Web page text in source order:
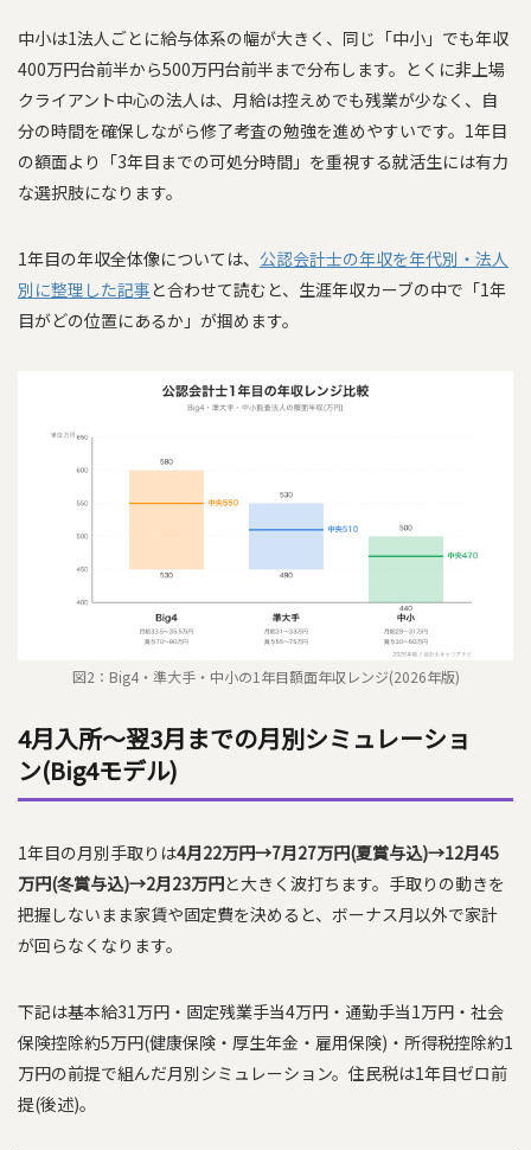
中小は1法人ごとに給与体系の幅が大きく、同じ「中小」でも年収
400万円台前半から500万円台前半まで分布します。とくに非上場
クライアント中心の法人は、月給は控えめでも残業が少なく、自
分の時間を確保しながら修了考査の勉強を進めやすいです。1年目
の額面より「3年目までの可処分時間」を重視する就活生には有力
な選択肢になります。
1年目の年収全体像については、 公認会計士の年収を年代別・法人
別に整理した記事と合わせて読むと、生涯年収カーブの中で「1年
目がどの位置にあるか」が掴めます。
図2：Big4・準大手・中小の1年目額面年収レンジ(2026年版)
4月入所〜翌3月までの月別シミュレーショ
ン(Big4モデル)
1年目の月別手取りは4月22万円→7月27万円(夏賞与込)→12月45
万円(冬賞与込)→2月23万円と大きく波打ちます。手取りの動きを
把握しないまま家賃や固定費を決めると、ボーナス月以外で家計
が回らなくなります。
下記は基本給31万円・固定残業手当4万円・通勤手当1万円・社会
保険控除約5万円(健康保険・厚生年金・雇用保険)・所得税控除約1
万円の前提で組んだ月別シミュレーション。住民税は1年目ゼロ前
提(後述)。